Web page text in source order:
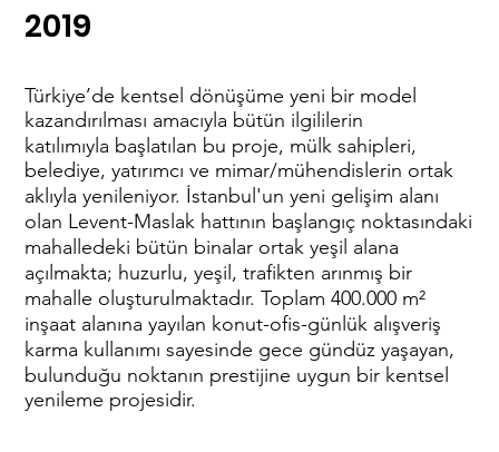
Türkiye’de kentsel dönüşüme yeni bir model
kazandırılması amacıyla bütün ilgililerin
katılımıyla başlatılan bu proje, mülk sahipleri,
belediye, yatırımcı ve mimar/mühendislerin ortak
aklıyla yenileniyor. İstanbul'un yeni gelişim alanı
olan Levent-Maslak hattının başlangıç noktasındaki
mahalledeki bütün binalar ortak yeşil alana
açılmakta; huzurlu, yeşil, trafikten arınmış bir
mahalle oluşturulmaktadır. Toplam 400.000 m²
inşaat alanına yayılan konut-ofis-günlük alışveriş
karma kullanımı sayesinde gece gündüz yaşayan,
bulunduğu noktanın prestijine uygun bir kentsel
yenileme projesidir.
2019